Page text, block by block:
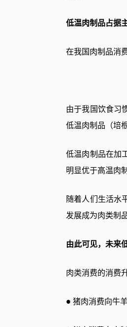
低温肉制品占据
在我国肉制品消
由于我国饮食习
低温肉制品（培
低温肉制品在加
明显优于高温肉
随着人们生活水
发展成为肉类制
由此可见，未来
肉类消费的消费
●猪肉消费向牛